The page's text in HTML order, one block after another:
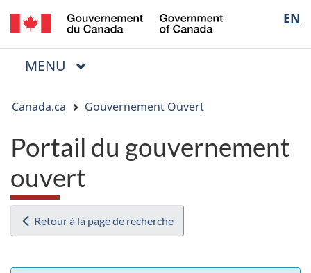
Passer
au
contenu
Passer
à
« Au
Passer
à
la
EN
of
Menu
MENU PRINCIPAL
êtes
ici
Canada.ca Gouvernement Ouvert
Portail du gouvernement
ouvert
Retour à la page de recherche